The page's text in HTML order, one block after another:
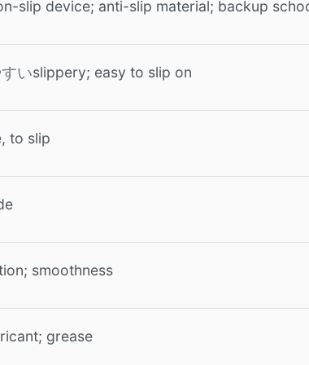
slip device; anti-slip material; backup
いslippery; easy to slip on
to slip
smoothness
grease